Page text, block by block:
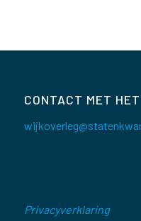
CONTACT MET
Privacyverklaring